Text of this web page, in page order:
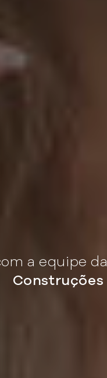
a equipe da
Construções